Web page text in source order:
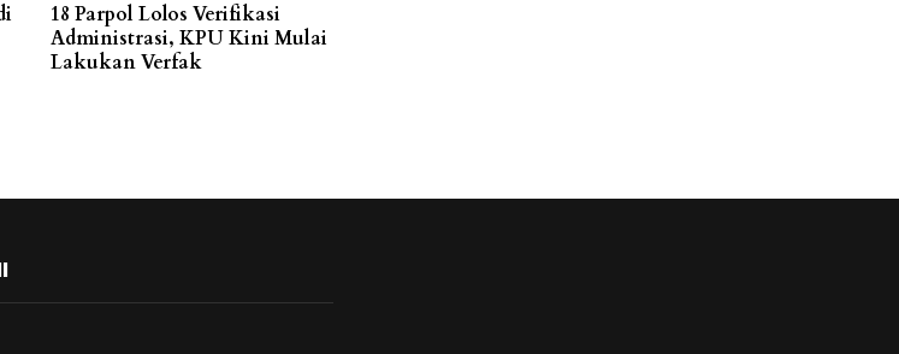
18 Parpol Lolos Verifikasi
Administrasi, KPU Kini Mulai
Lakukan Verfak